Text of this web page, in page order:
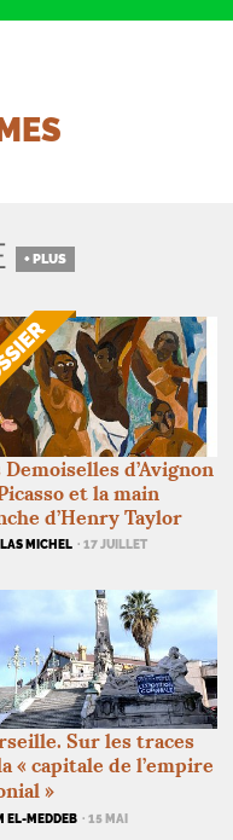
+ PLUS
Demoiselles d’Avignon
et la main
d’Henry Taylor
MICHEL · 17 JUILLET
Sur les traces
« capitale de l’empire
»
EL-MEDDEB · 15 MAI